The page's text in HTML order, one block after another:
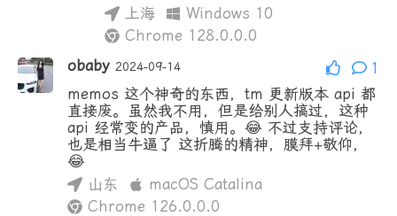
上海
Windows 10
Chrome 128.0.0.0
obaby 2024-09-14
1
memos 这个神奇的东西，tm 更新版本 api 都
直接废。虽然我不用，但是给别人搞过，这种
api 经常变的产品，慎用。😂 不过支持评论，
也是相当牛逼了 这折腾的精神，膜拜+敬仰，
😂
山东
macOS Catalina
Chrome 126.0.0.0